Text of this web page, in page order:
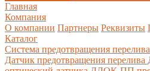
Главная
Компания
О компании Партнеры Реквизиты
Каталог
Система предотвращения
Датчик предотвращения